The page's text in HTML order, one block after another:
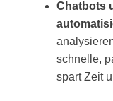
Chatbots
schnelle,
spart Zeit